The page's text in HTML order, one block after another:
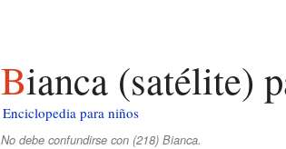
Bianca (satélite)
Enciclopedia para niños
No debe confundirse con (218) Bianca.